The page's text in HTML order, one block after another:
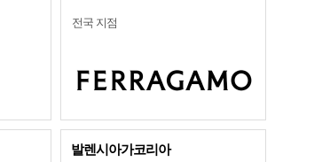
전국 지점
발렌시아가코리아